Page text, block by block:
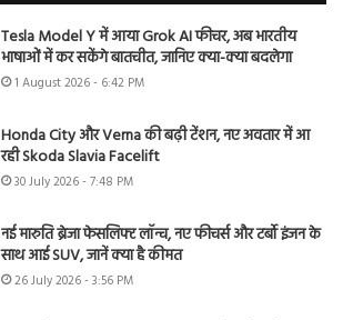
Tesla Model Y में आया Grok AI फीचर, अब भारतीय
भाषाओं में कर सकेंगे बातचीत, जानिए क्या-क्या बदलेगा
1 August 2026 - 6:42 PM
Honda City और Verna की बढ़ी टेंशन, नए अवतार में आ
रही Skoda Slavia Facelift
30 July 2026 - 7:48 PM
नई मारुति ब्रेजा फेसलिफ्ट लॉन्च, नए फीचर्स और टर्बो इंजन के
साथ आई SUV, जानें क्या है कीमत
26 July 2026 - 3:56 PM